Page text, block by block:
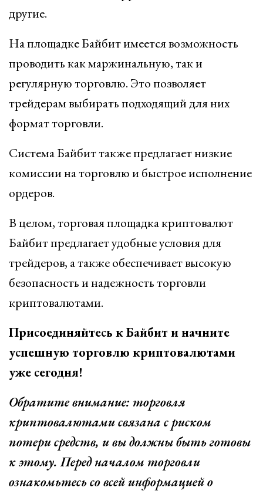
другие.
На площадке Байбит имеется возможность
проводить как маржинальную, так и
регулярную торговлю. Это позволяет
трейдерам выбирать подходящий для них
формат торговли.
Система Байбит также предлагает низкие
комиссии на торговлю и быстрое исполнение
ордеров.
В целом, торговая площадка криптовалют
Байбит предлагает удобные условия для
трейдеров, а также обеспечивает высокую
безопасность и надежность торговли
криптовалютами.
Присоединяйтесь к Байбит и начните
успешную торговлю криптовалютами
уже сегодня!
Обратите внимание: торговля
криптовалютами связана с риском
потери средств, и вы должны быть готовы
к этому. Перед началом торговли
ознакомьтесь со всей информацией о